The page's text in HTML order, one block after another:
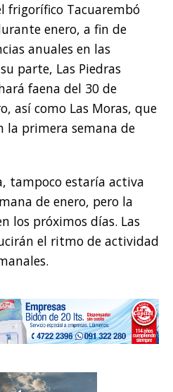
frigorífico Tacuarembó
enero, a fin de
anuales en las
parte, Las Piedras
faena del 30 de
así como Las Moras, que
la primera semana de
tampoco estaría activa
de enero, pero la
los próximos días. Las
el ritmo de actividad